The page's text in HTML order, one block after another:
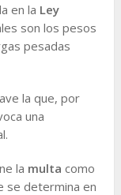
en la Ley
son los pesos
pesadas
la que, por
una
la multa como
se determina en